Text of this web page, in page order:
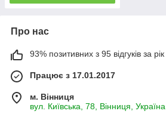
Про нас
93% позитивних з 95 відгуків за рік
Працює з 17.01.2017
м. Вінниця
вул. Київська, 78, Вінниця, Україна